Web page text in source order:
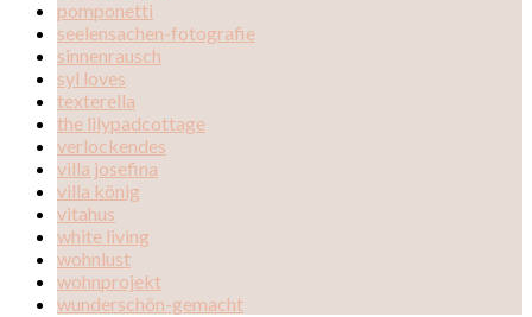
pomponetti
seelensachen-fotografie
sinnenrausch
syl loves
texterella
the lilypadcottage
verlockendes
villa josefina
villa könig
vitahus
white living
wohnlust
wohnprojekt
wunderschön-gemacht